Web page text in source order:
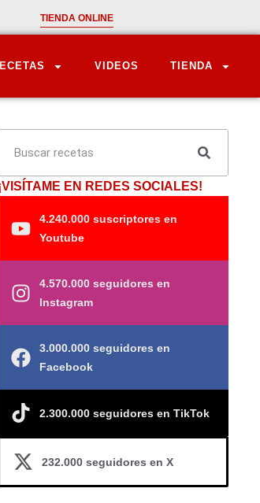
TIENDA ONLINE
VIDEOS TIENDA
EN REDES SOCIALES!
4.240.000 suscriptores en
Youtube
4.570.000 seguidores en
Instagram
3.000.000 seguidores en
Facebook
2.300.000 seguidores en TikTok
232.000 seguidores en X